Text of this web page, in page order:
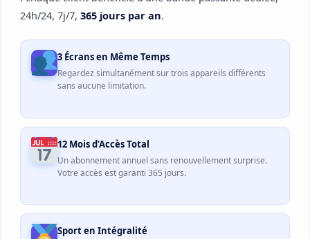
24h/24, 7j/7, 365 jours par an.
3 Écrans en Même Temps
Regardez simultanément sur trois appareils différents
sans aucune limitation.
12 Mois d’Accès Total
Un abonnement annuel sans renouvellement surprise.
Votre accès est garanti 365 jours.
Sport en Intégralité